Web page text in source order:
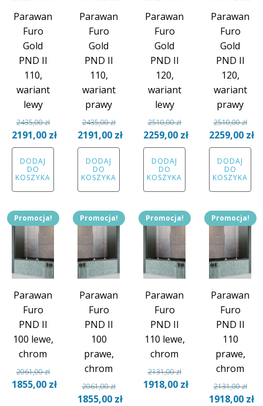
Parawan
Furo
Gold
PND II
110,
wariant
lewy
2435,00zł
Pierwotna
cena
wynosiła:
2435,00 zł.
2191,00 zł
Aktualna
cena
wynosi:
2191,00 zł.
DODAJ
DO
KOSZYKA
Parawan
Furo
Gold
PND II
110,
wariant
prawy
2435,00zł
Pierwotna
cena
wynosiła:
2435,00 zł.
2191,00 zł
Aktualna
cena
wynosi:
2191,00 zł.
DODAJ
DO
KOSZYKA
Parawan
Furo
Gold
PND II
120,
wariant
lewy
2510,00zł
Pierwotna
cena
wynosiła:
2510,00 zł.
2259,00 zł
Aktualna
cena
wynosi:
2259,00 zł.
DODAJ
DO
KOSZYKA
Parawan
Furo
Gold
PND II
120,
wariant
prawy
2510,00zł
Pierwotna
cena
wynosiła:
2510,00 zł.
2259,00 zł
cena
DODAJ
DO
KOSZYKA
Promocja!
Parawan
Furo
PND II
100 lewe,
chrom
2061,00zł
Pierwotna
1855,00 zł
Promocja!
Parawan
Furo
PND II
100
prawe,
chrom
2061,00zł
Pierwotna
1855,00 zł
Promocja!
Parawan
Furo
PND II
110 lewe,
chrom
2131,00zł
Pierwotna
1918,00 zł
Promocja!
Parawan
Furo
PND II
110
prawe,
chrom
2131,00zł
Pierwotna
1918,00 zł